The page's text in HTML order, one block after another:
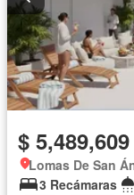
$
Lomas De San
3 Recámaras